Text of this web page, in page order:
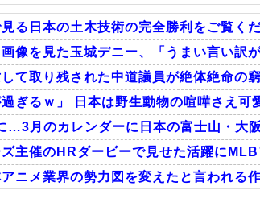
相互RSS
る日本の土木技術の完全勝利をご覧く
像を見た玉城デニー、「うまい言い訳
て取り残された中道議員が絶体絶命の
ぎるｗ」 日本は野生動物の喧嘩さえ可
…3月のカレンダーに日本の富士山・大
主催のHRダービーで見せた活躍に
ニメ業界の勢力図を変えたと言われ